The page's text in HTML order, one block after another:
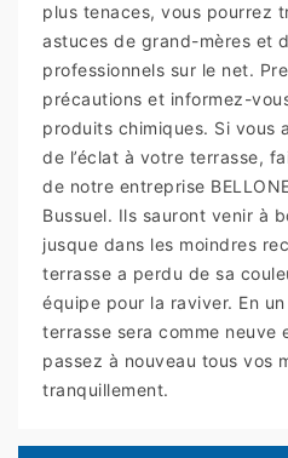
plus tenaces, vous pourrez
astuces de grand-mères et
professionnels sur le net.
précautions et informez-
produits chimiques. Si vous
de l’éclat à votre terrasse,
de notre entreprise
Bussuel. Ils sauront venir à
jusque dans les moindres
terrasse a perdu de sa
équipe pour la raviver. En
terrasse sera comme neuve
passez à nouveau tous vos
tranquillement.